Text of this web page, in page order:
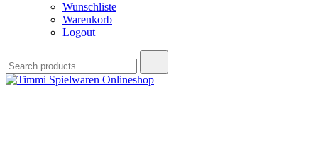
Wunschliste
Warenkorb
Logout
for: